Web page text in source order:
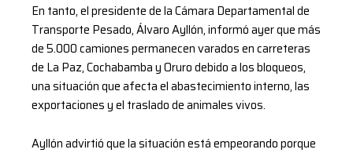
En tanto, el presidente de la Cámara Departamental de
Transporte Pesado, Álvaro Ayllón, informó ayer que más
de 5.000 camiones permanecen varados en carreteras
de La Paz, Cochabamba y Oruro debido a los bloqueos,
una situación que afecta el abastecimiento interno, las
exportaciones y el traslado de animales vivos.
Ayllón advirtió que la situación está empeorando porque